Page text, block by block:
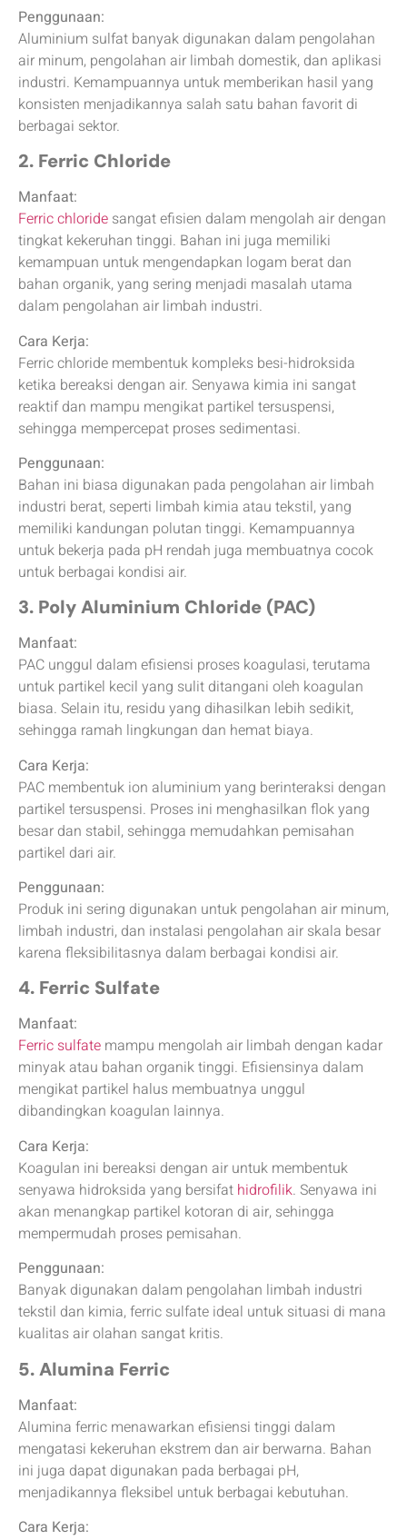
Penggunaan:
Aluminium sulfat banyak digunakan dalam pengolahan
air minum, pengolahan air limbah domestik, dan aplikasi
industri. Kemampuannya untuk memberikan hasil yang
konsisten menjadikannya salah satu bahan favorit di
berbagai sektor.
2. Ferric Chloride
Manfaat:
Ferric chloride sangat efisien dalam mengolah air dengan
tingkat kekeruhan tinggi. Bahan ini juga memiliki
kemampuan untuk mengendapkan logam berat dan
bahan organik, yang sering menjadi masalah utama
dalam pengolahan air limbah industri.
Cara Kerja:
Ferric chloride membentuk kompleks besi-hidroksida
ketika bereaksi dengan air. Senyawa kimia ini sangat
reaktif dan mampu mengikat partikel tersuspensi,
sehingga mempercepat proses sedimentasi.
Penggunaan:
Bahan ini biasa digunakan pada pengolahan air limbah
industri berat, seperti limbah kimia atau tekstil, yang
memiliki kandungan polutan tinggi. Kemampuannya
untuk bekerja pada pH rendah juga membuatnya cocok
untuk berbagai kondisi air.
3. Poly Aluminium Chloride (PAC)
Manfaat:
PAC unggul dalam efisiensi proses koagulasi, terutama
untuk partikel kecil yang sulit ditangani oleh koagulan
biasa. Selain itu, residu yang dihasilkan lebih sedikit,
sehingga ramah lingkungan dan hemat biaya.
Cara Kerja:
PAC membentuk ion aluminium yang berinteraksi dengan
partikel tersuspensi. Proses ini menghasilkan flok yang
besar dan stabil, sehingga memudahkan pemisahan
partikel dari air.
Penggunaan:
Produk ini sering digunakan untuk pengolahan air minum,
limbah industri, dan instalasi pengolahan air skala besar
karena fleksibilitasnya dalam berbagai kondisi air.
4. Ferric Sulfate
Manfaat:
Ferric sulfate mampu mengolah air limbah dengan kadar
minyak atau bahan organik tinggi. Efisiensinya dalam
mengikat partikel halus membuatnya unggul
dibandingkan koagulan lainnya.
Cara Kerja:
Koagulan ini bereaksi dengan air untuk membentuk
senyawa hidroksida yang bersifat hidrofilik. Senyawa ini
akan menangkap partikel kotoran di air, sehingga
mempermudah proses pemisahan.
Penggunaan:
Banyak digunakan dalam pengolahan limbah industri
tekstil dan kimia, ferric sulfate ideal untuk situasi di mana
kualitas air olahan sangat kritis.
5. Alumina Ferric
Manfaat:
Alumina ferric menawarkan efisiensi tinggi dalam
mengatasi kekeruhan ekstrem dan air berwarna. Bahan
ini juga dapat digunakan pada berbagai pH,
menjadikannya fleksibel untuk berbagai kebutuhan.
Cara Kerja: